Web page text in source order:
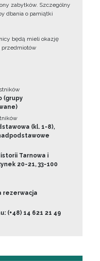
zabytków. Szczególny
dbania o pamiątki
będą mieli okazję
przedmiotów
(grupy
(kl. 1-8),
Tarnowa i
20-21, 33-100
rezerwacja
(+48) 14 621 21 49